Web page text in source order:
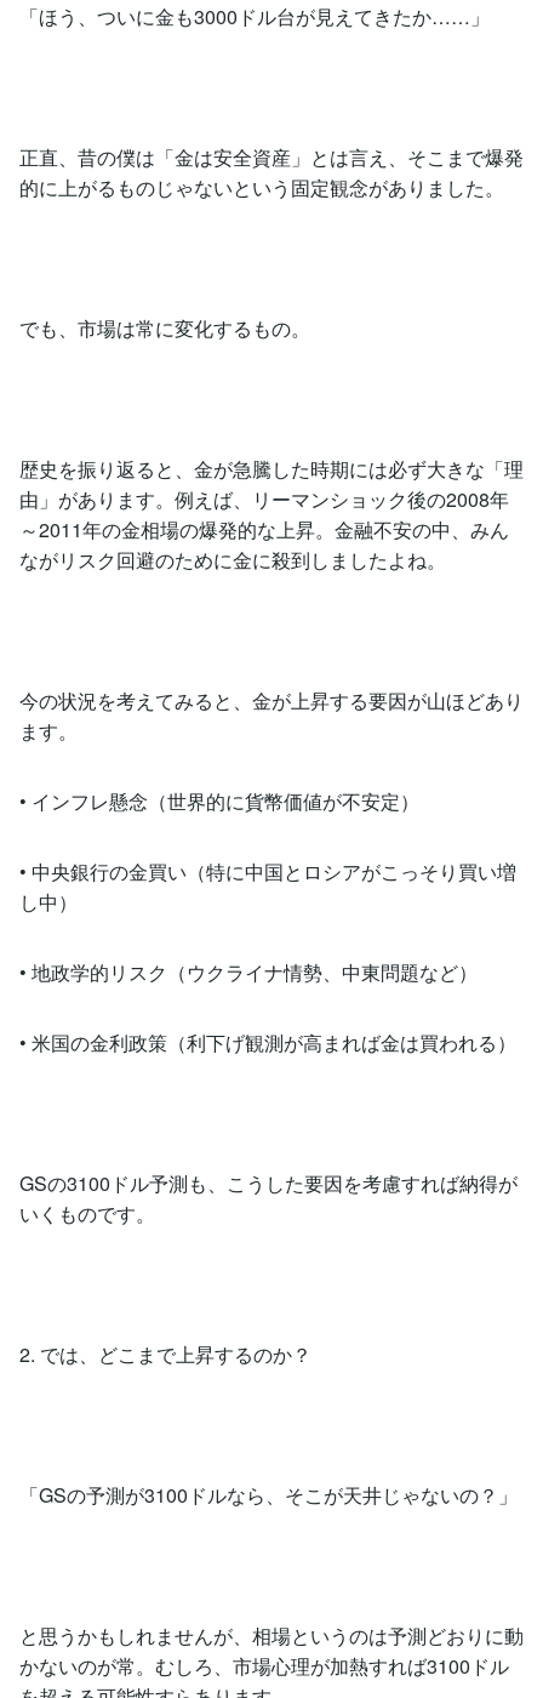
「ほう、ついに金も3000ドル台が見えてきたか……」
正直、昔の僕は「金は安全資産」とは言え、そこまで爆発
的に上がるものじゃないという固定観念がありました。
でも、市場は常に変化するもの。
歴史を振り返ると、金が急騰した時期には必ず大きな「理
由」があります。例えば、リーマンショック後の2008年
～2011年の金相場の爆発的な上昇。金融不安の中、みん
ながリスク回避のために金に殺到しましたよね。
今の状況を考えてみると、金が上昇する要因が山ほどあり
ます。
• インフレ懸念（世界的に貨幣価値が不安定）
• 中央銀行の金買い（特に中国とロシアがこっそり買い増
し中）
• 地政学的リスク（ウクライナ情勢、中東問題など）
• 米国の金利政策（利下げ観測が高まれば金は買われる）
GSの3100ドル予測も、こうした要因を考慮すれば納得が
いくものです。
2. では、どこまで上昇するのか？
「GSの予測が3100ドルなら、そこが天井じゃないの？」
と思うかもしれませんが、相場というのは予測どおりに動
かないのが常。むしろ、市場心理が加熱すれば3100ドル